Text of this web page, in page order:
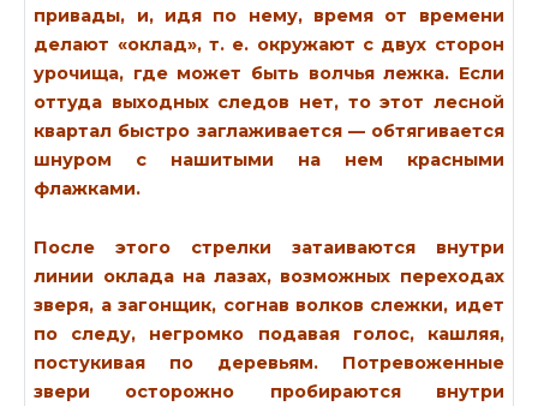
привады, и, идя по нему, время от времени
делают «оклад», т. е. окружают с двух сторон
урочища, где может быть волчья лежка. Если
оттуда выходных следов нет, то этот лесной
квартал быстро заглаживается — обтягивается
шнуром с нашитыми на нем красными
флажками.
После этого стрелки затаиваются внутри
линии оклада на лазах, возможных переходах
зверя, а загонщик, согнав волков слежки, идет
по следу, негромко подавая голос, кашляя,
постукивая по деревьям. Потревоженные
звери осторожно пробираются внутри